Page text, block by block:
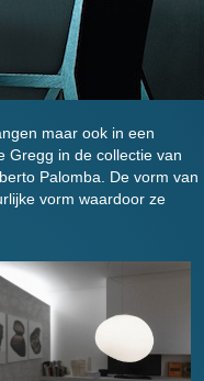
maar ook in een
Gregg in de collectie van
Palomba. De vorm van
vorm waardoor ze